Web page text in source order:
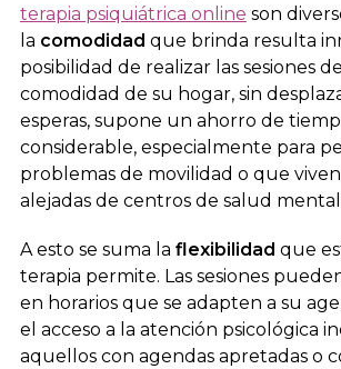
terapia psiquiátrica online son
la comodidad que brinda resulta
posibilidad de realizar las sesiones
comodidad de su hogar, sin
esperas, supone un ahorro de
considerable, especialmente para
problemas de movilidad o que
alejadas de centros de salud
A esto se suma la flexibilidad que
terapia permite. Las sesiones
en horarios que se adapten a su
el acceso a la atención psicológica
aquellos con agendas apretadas o